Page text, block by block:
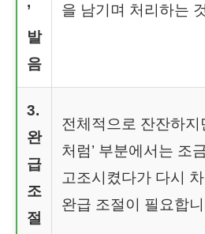
’
발
음
을 남기며 처리하는
3.
완
급
조
절
전체적으로 잔잔하지
처럼’ 부분에서는 조
고조시켰다가 다시
완급 조절이 필요합